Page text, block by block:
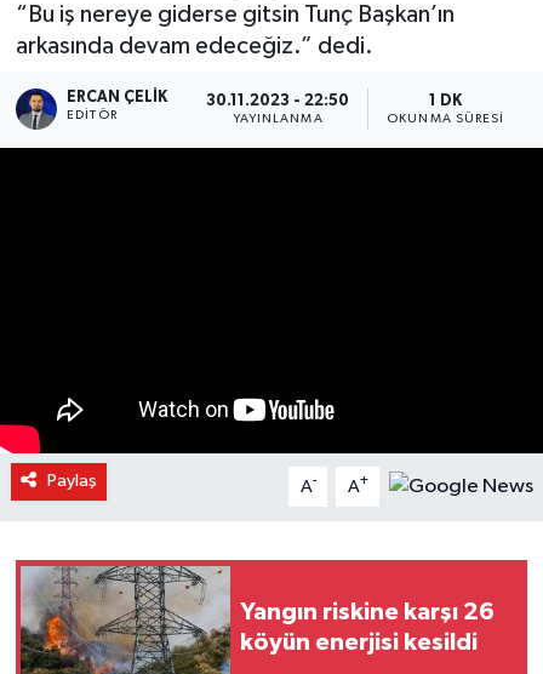
“Bu iş nereye giderse gitsin Tunç Başkan’ın
arkasında devam edeceğiz.” dedi.
ERCAN ÇELIK
EDITÖR
30.11.2023 - 22:50
YAYINLANMA
1 DK
OKUNMA SÜRESI
Paylaş A- A+
Yangın riskine karşı 26
köyün enerjisi kesildi
Son Dakika Haberleri
Haber Arşivi